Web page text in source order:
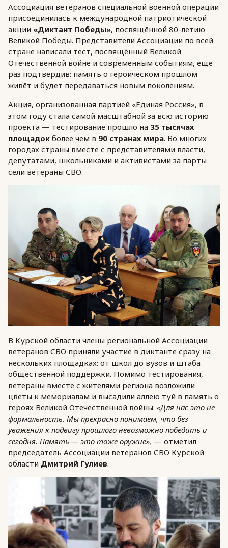
Ассоциация ветеранов специальной военной операции
присоединилась к международной патриотической
акции «Диктант Победы», посвящённой 80-летию
Великой Победы. Представители Ассоциации по всей
стране написали тест, посвящённый Великой
Отечественной войне и современным событиям, ещё
раз подтвердив: память о героическом прошлом
живёт и будет передаваться новым поколениям.
Акция, организованная партией «Единая Россия», в
этом году стала самой масштабной за всю историю
проекта — тестирование прошло на 35 тысячах
площадок более чем в 90 странах мира. Во многих
городах страны вместе с представителями власти,
депутатами, школьниками и активистами за парты
сели ветераны СВО.
В Курской области члены региональной Ассоциации
ветеранов СВО приняли участие в диктанте сразу на
нескольких площадках: от школ до вузов и штаба
общественной поддержки. Помимо тестирования,
ветераны вместе с жителями региона возложили
цветы к мемориалам и высадили аллею туй в память о
героях Великой Отечественной войны. «Для нас это не
формальность. Мы прекрасно понимаем, что без
уважения к подвигу прошлого невозможно победить и
сегодня. Память — это тоже оружие», — отметил
председатель Ассоциации ветеранов СВО Курской
области Дмитрий Гулиев.